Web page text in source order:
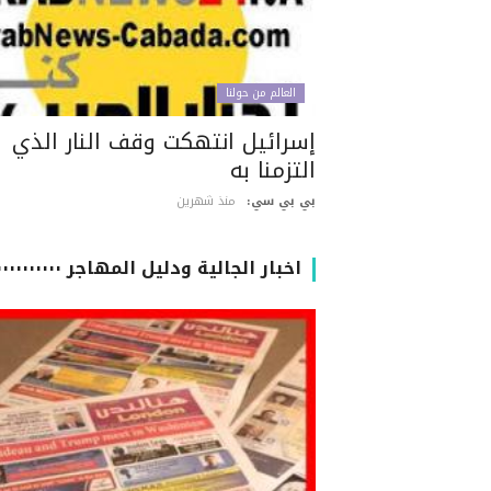
العالم من حولنا
إسرائيل انتهكت وقف النار الذي
التزمنا به
بي بي سي: منذ شهرين
اخبار الجالية ودليل المهاجر ٠٠٠٠٠٠٠٠٠٠٠٠٠٠٠٠٠٠٠٠٠٠٠٠٠٠٠٠٠٠٠٠٠٠٠٠٠٠٠٠٠٠٠٠٠٠٠٠٠٠٠٠٠٠٠٠٠٠٠٠٠٠